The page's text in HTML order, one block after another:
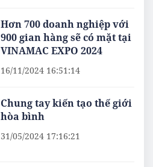
Hơn 700 doanh nghiệp với
900 gian hàng sẽ có mặt tại
VINAMAC EXPO 2024
16/11/2024 16:51:14
Chung tay kiến tạo thế giới
hòa bình
31/05/2024 17:16:21